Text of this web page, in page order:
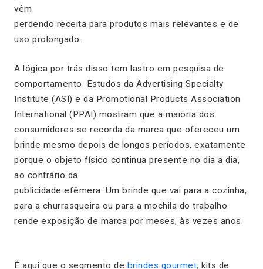
vêm
perdendo receita para produtos mais relevantes e de
uso prolongado.
A lógica por trás disso tem lastro em pesquisa de
comportamento. Estudos da Advertising Specialty
Institute (ASI) e da Promotional Products Association
International (PPAI) mostram que a maioria dos
consumidores se recorda da marca que ofereceu um
brinde mesmo depois de longos períodos, exatamente
porque o objeto físico continua presente no dia a dia,
ao contrário da
publicidade efêmera. Um brinde que vai para a cozinha,
para a churrasqueira ou para a mochila do trabalho
rende exposição de marca por meses, às vezes anos.
É aqui que o segmento de brindes gourmet, kits de